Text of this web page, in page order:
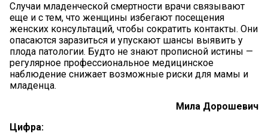
Случаи младенческой смертности врачи связывают
еще и с тем, что женщины избегают посещения
женских консультаций, чтобы сократить контакты. Они
опасаются заразиться и упускают шансы выявить у
плода патологии. Будто не знают прописной истины —
регулярное профессиональное медицинское
наблюдение снижает возможные риски для мамы и
младенца.
Мила Дорошевич
Цифра: